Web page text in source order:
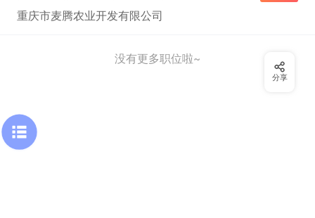
重庆市麦腾农业开发有限公司
没有更多职位啦~
分享